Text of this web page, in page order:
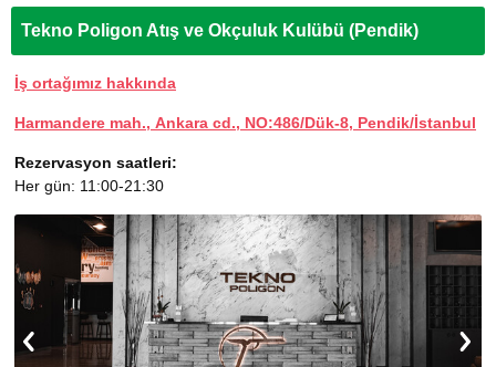
Tekno Poligon Atış ve Okçuluk Kulübü (Pendik)
İş ortağımız hakkında
Harmandere mah., Ankara cd., NO:486/Dük-8, Pendik/İstanbul
Rezervasyon saatleri:
Her gün: 11:00-21:30